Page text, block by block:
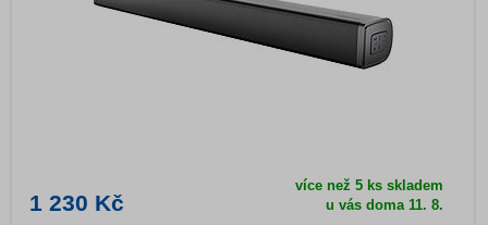
1 230 Kč
více než 5 ks skladem
u vás doma 11. 8.